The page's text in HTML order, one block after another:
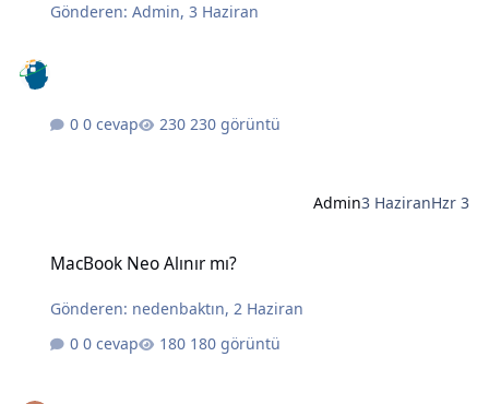
Gönderen:Admin,3 Haziran
0 cevap 230 görüntü
Admin3 HaziranHzr 3
MacBook Neo Alınır mı?
Gönderen: nedenbaktın,2 Haziran
0 cevap
180 görüntü